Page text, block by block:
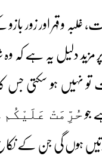
غلبہ و قہر اور زور
دلیل یہ ہے کہ
نہیں ہو سکتی جس
جوحُرِّمَتْ عَلَیْکُم
ہوں گی جن کے